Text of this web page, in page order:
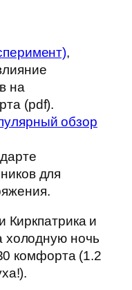
,
на
(pdf).
обзор
для
Киркпатрика и
ночь
комфорта (1.2